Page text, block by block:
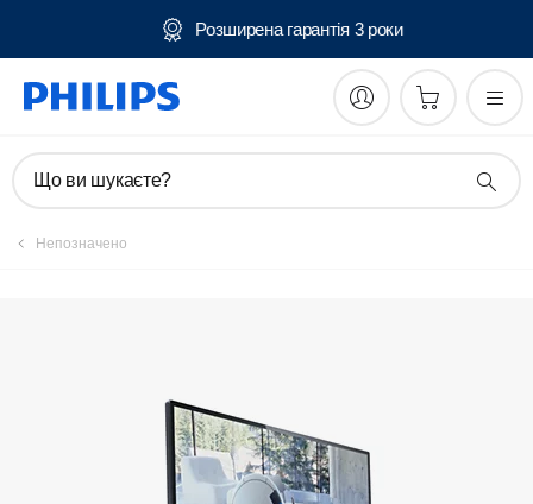
Розширена гарантія 3
Що ви шукаєте?
Непозначено
Зареєструвати виріб